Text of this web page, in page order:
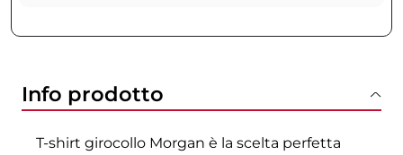
Info prodotto
T-shirt girocollo Morgan è la scelta perfetta